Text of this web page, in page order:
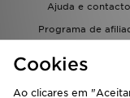
Ajuda e
Programa de
Cookies
Ao clicares em